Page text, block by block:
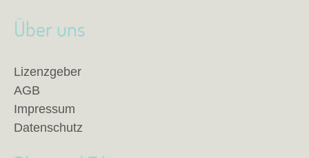
Über uns
Lizenzgeber
AGB
Impressum
Datenschutz